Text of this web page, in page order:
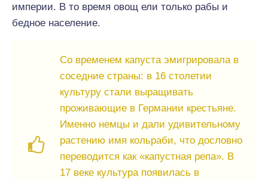
империи. В то время овощ ели только рабы и
бедное население.
Со временем капуста эмигрировала в
соседние страны: в 16 столетии
культуру стали выращивать
проживающие в Германии крестьяне.
Именно немцы и дали удивительному
растению имя кольраби, что дословно
переводится как «капустная репа». В
17 веке культура появилась в